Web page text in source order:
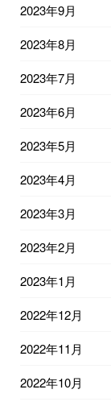
2023年9月
2023年8月
2023年7月
2023年6月
2023年5月
2023年4月
2023年3月
2023年2月
2023年1月
2022年12月
2022年11月
2022年10月